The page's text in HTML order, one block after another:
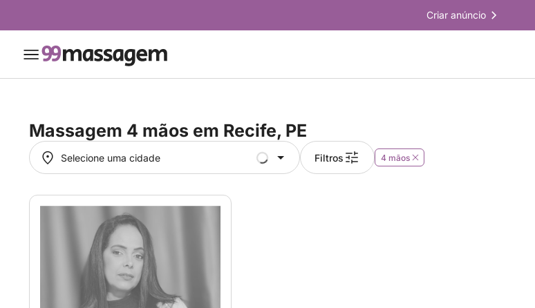
Criar anúncio
Massagem 4 mãos em Recife, PE
Selecione uma cidade
Selecione uma cidade Filtros 4 mãos